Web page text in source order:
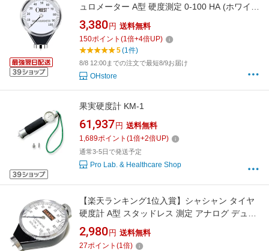
ュロメーター A型 硬度測定 0-100 HA (ホワイ
ト, デュロメーター)
3,380 円 送料無料
150ポイント (1倍+4倍UP)
5(1件)
8/8 12:00までの注文で最短8/9お届け
OHstore
果実硬度計 KM-1
61,937 円 送料無料
1,689ポイント (1倍+2倍UP)
通常3-5日で発送予定
Pro Lab. & Healthcare Shop
【楽天ランキング1位入賞】シャシャン タイヤ
硬度計 A型 スタッドレス 測定 アナログ デュロ
メーター プロユース 硬度測定 ゴム ZA-314y
(シルバー)
2,980 円 送料無料
27ポイント (1倍)